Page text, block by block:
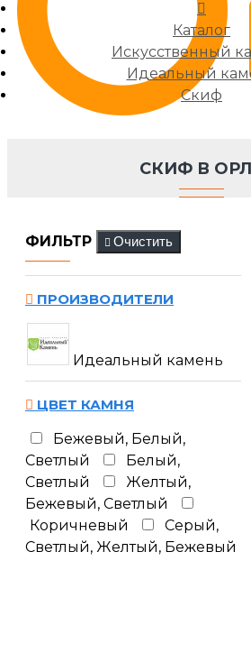
Каталог
Искусственный
Идеальный
Скиф
СКИФ В
ФИЛЬТР Очистить
ПРОИЗВОДИТЕЛИ
Идеальный камень
ЦВЕТ КАМНЯ
Бежевый, Белый,
Светлый
Белый,
Светлый
Желтый,
Бежевый, Светлый
Коричневый
Серый,
Светлый, Желтый, Бежевый